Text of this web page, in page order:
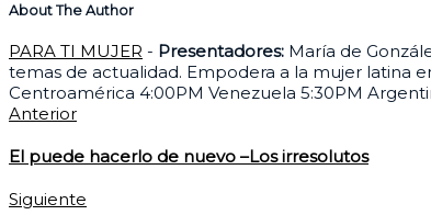
About The Author
PARA TI MUJER - Presentadores: María de
temas de actualidad. Empodera a la mujer latina
Centroamérica 4:00PM Venezuela 5:30PM
Anterior
El puede hacerlo de nuevo –Los irresolutos
Siguiente